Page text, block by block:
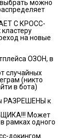
выбрать можно
С КРОСС-
на новые
ОЗОН, в
случайных
(никто
в бота)
РАЗРЕШЕНЫ к
Может
рамках одного
докингом.